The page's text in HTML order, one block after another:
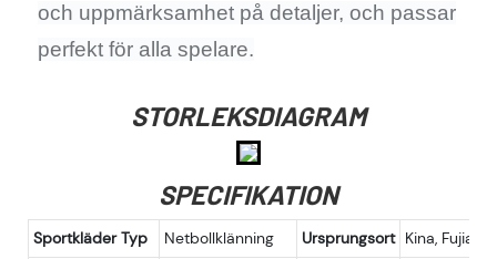
och uppmärksamhet på detaljer, och passar
perfekt för alla spelare.
STORLEKSDIAGRAM
SPECIFIKATION
Sportkläder Typ Netbollklänning Ursprungsort Kina, Fujian